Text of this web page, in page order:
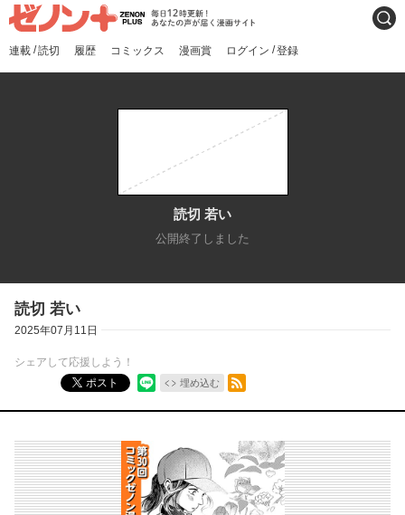
ゼノンプラス
毎日12時更新！あなたの声
が届く漫画サイト
連載 /読切 履歴 コミックス 漫画賞 ログイン /登録
検索
読切 若い
公開終了しました
読切 若い
2025年07月11日
シェアして応援しよう！
ポスト
埋め込む
RSSフィード